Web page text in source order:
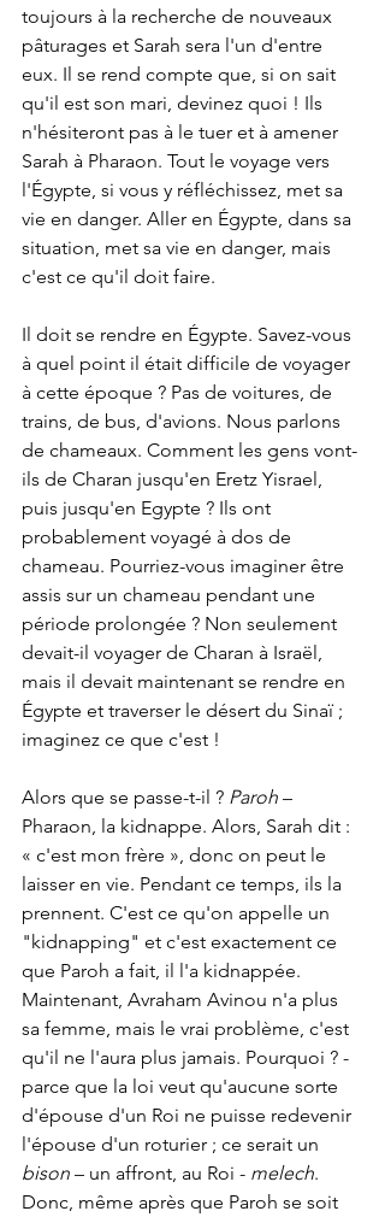
toujours à la recherche de nouveaux
pâturages et Sarah sera l'un d'entre
eux. Il se rend compte que, si on sait
qu'il est son mari, devinez quoi ! Ils
n'hésiteront pas à le tuer et à amener
Sarah à Pharaon. Tout le voyage vers
l'Égypte, si vous y réfléchissez, met sa
vie en danger. Aller en Égypte, dans sa
situation, met sa vie en danger, mais
c'est ce qu'il doit faire.
Il doit se rendre en Égypte. Savez-vous
à quel point il était difficile de voyager
à cette époque ? Pas de voitures, de
trains, de bus, d'avions. Nous parlons
de chameaux. Comment les gens vont-
ils de Charan jusqu'en Eretz Yisrael,
puis jusqu'en Egypte ? Ils ont
probablement voyagé à dos de
chameau. Pourriez-vous imaginer être
assis sur un chameau pendant une
période prolongée ? Non seulement
devait-il voyager de Charan à Israël,
mais il devait maintenant se rendre en
Égypte et traverser le désert du Sinaï ;
imaginez ce que c'est !
Alors que se passe-t-il ? Paroh –
Pharaon, la kidnappe. Alors, Sarah dit :
« c'est mon frère », donc on peut le
laisser en vie. Pendant ce temps, ils la
prennent. C'est ce qu'on appelle un
"kidnapping" et c'est exactement ce
que Paroh a fait, il l'a kidnappée.
Maintenant, Avraham Avinou n'a plus
sa femme, mais le vrai problème, c'est
qu'il ne l'aura plus jamais. Pourquoi ? -
parce que la loi veut qu'aucune sorte
d'épouse d'un Roi ne puisse redevenir
l'épouse d'un roturier ; ce serait un
bison – un affront, au Roi - melech.
Donc, même après que Paroh se soit